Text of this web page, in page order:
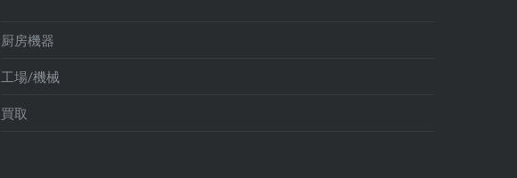
厨房機器
工場/機械
買取